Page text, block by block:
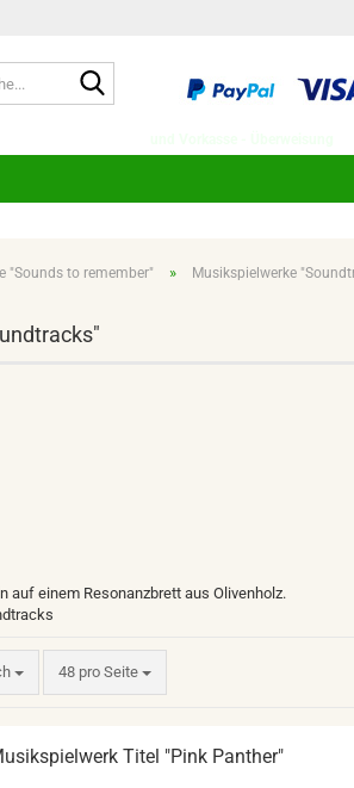
"Sounds to remember" » Musikspielwerke
auf einem Resonanzbrett aus Olivenholz.
48 pro Seite
pro Seite
Titel "Pink Panther"